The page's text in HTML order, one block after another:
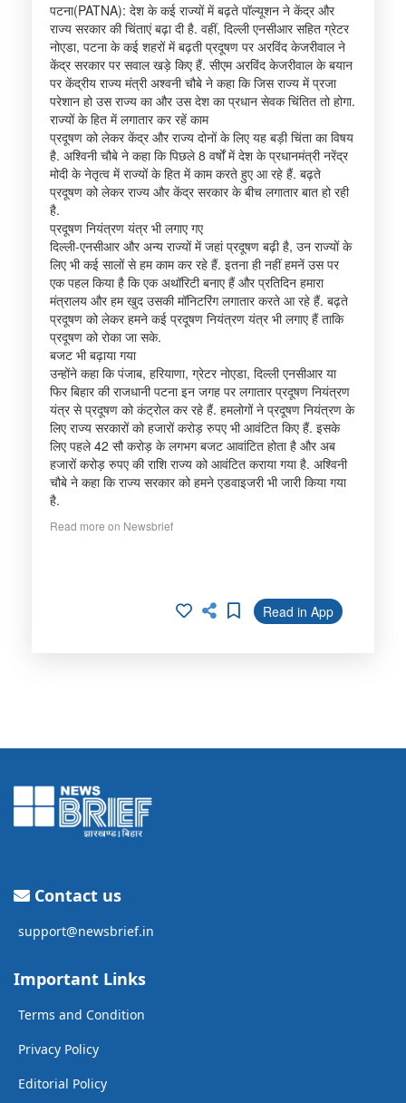
पटना(PATNA): देश के कई राज्यों में बढ़ते पॉल्यूशन ने केंद्र और
राज्य सरकार की चिंताएं बढ़ा दी है. वहीं, दिल्ली एनसीआर सहित ग्रेटर
नोएडा, पटना के कई शहरों में बढ़ती प्रदूषण पर अरविंद केजरीवाल ने
केंद्र सरकार पर सवाल खड़े किए हैं. सीएम अरविंद केजरीवाल के बयान
पर केंद्रीय राज्य मंत्री अश्वनी चौबे ने कहा कि जिस राज्य में प्रजा
परेशान हो उस राज्य का और उस देश का प्रधान सेवक चिंतित तो होगा.
राज्यों के हित में लगातार कर रहें काम
प्रदूषण को लेकर केंद्र और राज्य दोनों के लिए यह बड़ी चिंता का विषय
है. अश्विनी चौबे ने कहा कि पिछले 8 वर्षों में देश के प्रधानमंत्री नरेंद्र
मोदी के नेतृत्व में राज्यों के हित में काम करते हुए आ रहे हैं. बढ़ते
प्रदूषण को लेकर राज्य और केंद्र सरकार के बीच लगातार बात हो रही
है.
प्रदूषण नियंत्रण यंत्र भी लगाए गए
दिल्ली-एनसीआर और अन्य राज्यों में जहां प्रदूषण बढ़ी है, उन राज्यों के
लिए भी कई सालों से हम काम कर रहे हैं. इतना ही नहीं हमनें उस पर
एक पहल किया है कि एक अथॉरिटी बनाए हैं और प्रतिदिन हमारा
मंत्रालय और हम खुद उसकी मॉनिटरिंग लगातार करते आ रहे हैं. बढ़ते
प्रदूषण को लेकर हमने कई प्रदूषण नियंत्रण यंत्र भी लगाए हैं ताकि
प्रदूषण को रोका जा सके.
बजट भी बढ़ाया गया
उन्होंने कहा कि पंजाब, हरियाणा, ग्रेटर नोएडा, दिल्ली एनसीआर या
फिर बिहार की राजधानी पटना इन जगह पर लगातार प्रदूषण नियंत्रण
यंत्र से प्रदूषण को कंट्रोल कर रहे हैं. हमलोगों ने प्रदूषण नियंत्रण के
लिए राज्य सरकारों को हजारों करोड़ रुपए भी आवंटित किए हैं. इसके
लिए पहले 42 सौ करोड़ के लगभग बजट आवांटित होता है और अब
हजारों करोड़ रुपए की राशि राज्य को आवंटित कराया गया है. अश्विनी
चौबे ने कहा कि राज्य सरकार को हमने एडवाइजरी भी जारी किया गया
है.
Read more on Newsbrief
Read in App
Contact us
support@newsbrief.in
Important Links
Terms and Condition
Privacy Policy
Editorial Policy